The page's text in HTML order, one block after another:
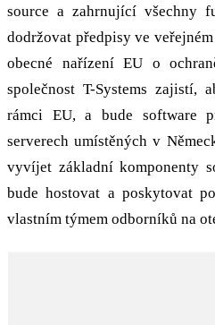
source a zahrnující všechny
dodržovat předpisy ve
obecné nařízení EU o
společnost T-Systems zajistí,
rámci EU, a bude software
serverech umístěných v
vyvíjet základní komponenty
bude hostovat a poskytovat
vlastním týmem odborníků na